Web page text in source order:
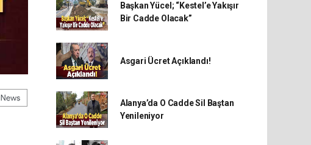
Başkan Yücel; “Kestel’e Yakışır
Bir Cadde Olacak”
Asgari Ücret Açıklandı!
Alanya’da O Cadde Sil Baştan
Yenileniyor